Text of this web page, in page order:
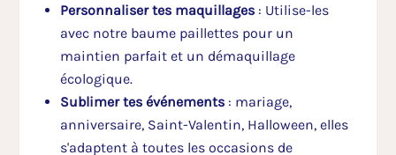
Personnaliser tes maquillages : Utilise-les
avec notre baume paillettes pour un
maintien parfait et un démaquillage
écologique.
Sublimer tes événements : mariage,
anniversaire, Saint-Valentin, Halloween, elles
s'adaptent à toutes les occasions de